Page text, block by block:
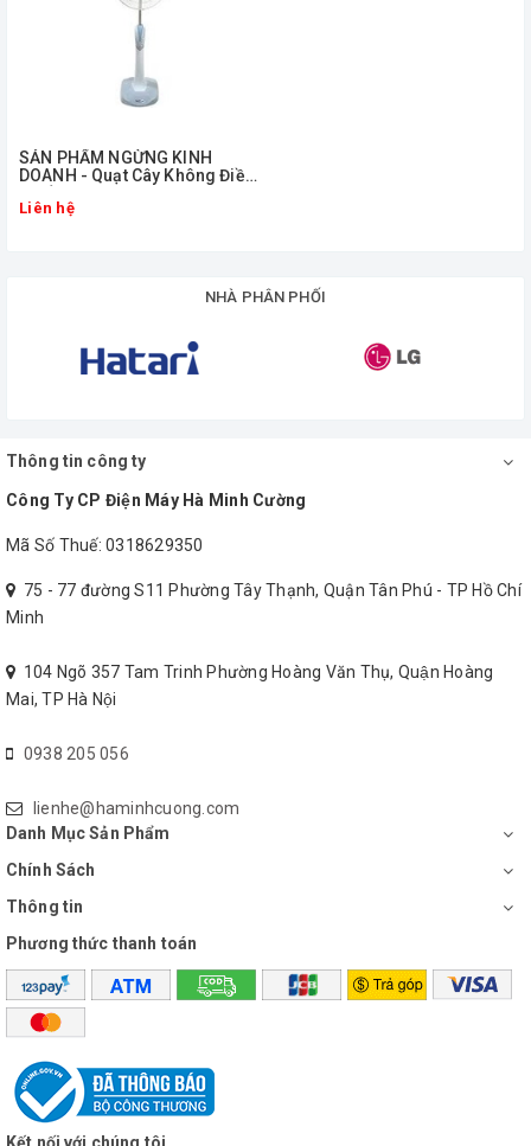
ㅤSẢN PHẨM NGỪNG KINH
DOANH - Quạt Cây Không Điều
Liên hệ
NHÀ PHÂN PHỐI
Thông tin công ty
Công Ty CP Điện Máy Hà Minh Cường
Mã Số Thuế: 0318629350
75 - 77 đường S11 Phường Tây Thạnh, Quận Tân Phú - TP Hồ Chí
Minh
104 Ngõ 357 Tam Trinh Phường Hoàng Văn Thụ, Quận Hoàng
Mai, TP Hà Nội
0938 205 056
lienhe@haminhcuong.com
Danh Mục Sản Phẩm
Chính Sách
Thông tin
Phương thức thanh toán
Kết nối với chúng tôi